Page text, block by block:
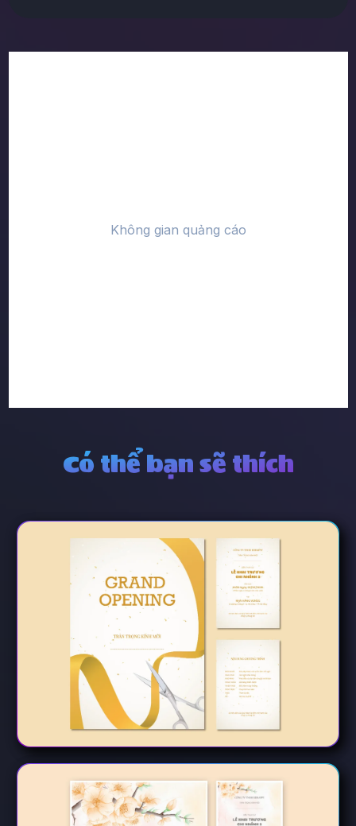
Có thể bạn sẽ thích